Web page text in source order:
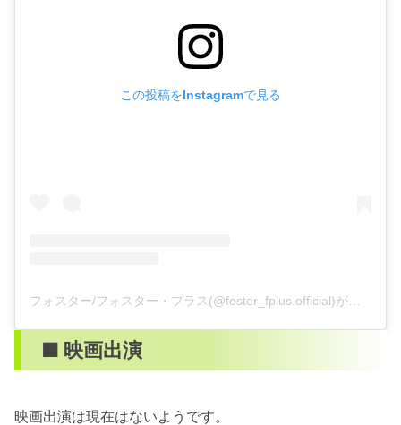
この投稿をInstagramで見る
■ 映画出演
映画出演は現在はないようです。